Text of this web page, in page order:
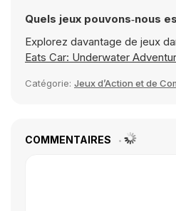
Quels jeux pouvons‑nous
Explorez davantage de jeux
Eats Car: Underwater
Catégorie: Jeux d’Action et de
COMMENTAIRES